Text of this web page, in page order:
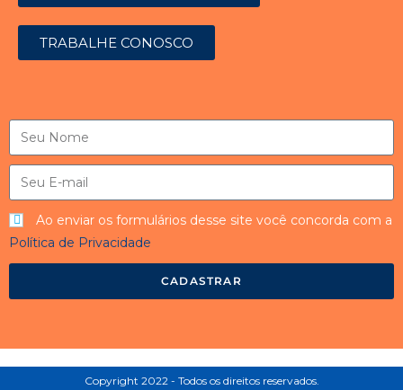
TRABALHE CONOSCO
Ao enviar os formulários desse site você concorda com a
Política de Privacidade
CADASTRAR
Copyright 2022 - Todos os direitos reservados.